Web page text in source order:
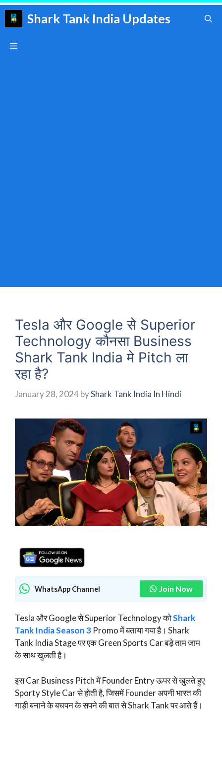
Skip
Shark Tank India Updates
Menu
Tesla और Google से Superior
Technology कौनसा Business
Shark Tank India मे Pitch ला
रहा है?
January 28, 2024byShark Tank India In Hindi
WhatsApp Channel Join Now
Tesla और Google से Superior Technology कोShark
Tank India Season 3 Promo में बताया गया है। Shark
Tank India Stage पर एक Green Sports Car बड़े ताम जाम
के साथ खुलती है।
इस Car Business Pitch में Founder Entry ऊपर से खुलते हुए
Sporty Style Car से होती है, जिसमें Founder अपनी भारत की
गाड़ी बनाने के बचपन के सपने की बात से Shark Tank पर आते हैं।